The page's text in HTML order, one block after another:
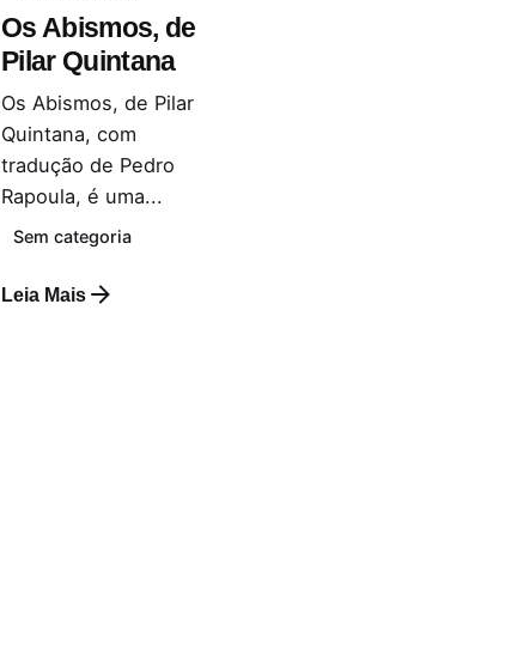
Os Abismos, de
Pilar Quintana
Os Abismos, de Pilar
Quintana, com
tradução de Pedro
Rapoula, é uma...
Sem categoria
Leia Mais